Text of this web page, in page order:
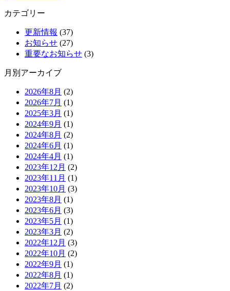
カテゴリー
更新情報 (37)
お知らせ (27)
重要なお知らせ (3)
月別アーカイブ
2026年8月 (2)
2026年7月 (1)
2025年3月 (1)
2024年9月 (1)
2024年8月 (2)
2024年6月 (1)
2024年4月 (1)
2023年12月 (2)
2023年11月 (1)
2023年10月 (3)
2023年8月 (1)
2023年6月 (3)
2023年5月 (1)
2023年3月 (2)
2022年12月 (3)
2022年10月 (2)
2022年9月 (1)
2022年8月 (1)
2022年7月 (2)